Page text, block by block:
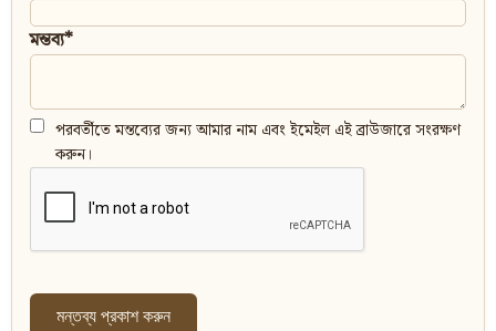
মন্তব্য*
পরবর্তীতে মন্তব্যের জন্য আমার নাম এবং ইমেইল এই ব্রাউজারে সংরক্ষণ
করুন।